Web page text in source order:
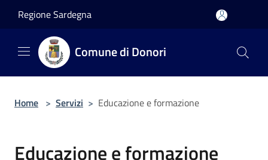
Regione Sardegna
Comune di Donori
Home > Servizi > Educazione e formazione
Educazione e formazione